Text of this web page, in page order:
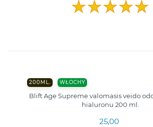
200ML. WŁOCHY
Blift Age Supreme valomasis veido
hialuronu 200 ml.
25,00